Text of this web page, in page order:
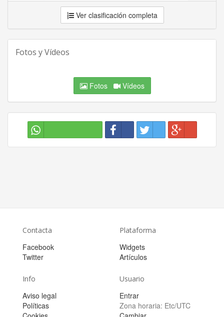
Ver clasificación completa
Fotos y Vídeos
Fotos Vídeos
Contacta
Facebook
Twitter
Plataforma
Widgets
Artículos
Info
Aviso legal
Políticas
Usuario
Entrar
Zona horaria: Etc/UTC